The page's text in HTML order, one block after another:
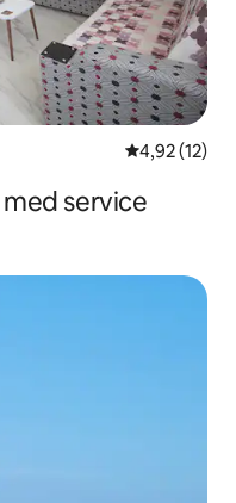
4,92 av 5 i
4,92 (12)
service